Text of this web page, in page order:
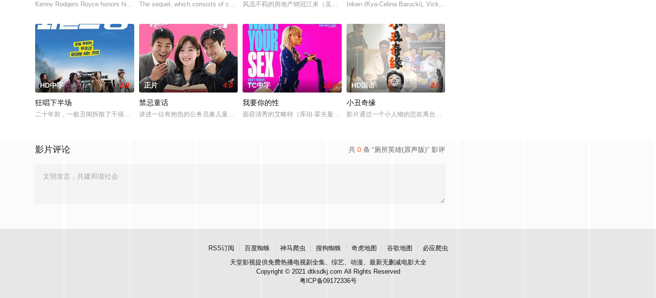
Kenny Rodgers Royce honors his late mother's legacy by fThe sequel, which consists of consecutive events following t风流不羁的房地产销冠江来（吴翊歌 饰），为利益化身“深情画家”，步步为营接近倔强女医生李梦（李萌萌 饰）。他算计利益得失
Inken (Kya-Celina Barucki), Vicky (Julia Novohradsky) und Le
HD中字 2.0
狂唱下半场
二十年前，一桩丑闻拆散了千禧年初期当红的韩国流行三人团体。如今，三人为了一场仅有一次的演出再度合体，前提是他们得克服接踵
正片 4.0
禁忌童话
讲述一位有抱负的公务员兼儿童故事作家（朴智炫 饰演）故事，毕业后梦想写儿童故事，但被分配到青少年保护队，被迫每天看色情片
TC中字 10.0
我要你的性
面容清秀的艾略特（库珀·霍夫曼 Cooper Hoffman 饰）在著名艺术家艾丽卡·特蕾西（奥利维亚·王尔德 Oliv
HD国语 2.0
小丑奇缘
影片通过一个小人物的悲欢离合，宣扬了树立正确的恋爱观生活观的必要性，鞭挞了追金，虚荣等错误的观念
共 0 条 “厕所英雄(原声版)” 影评
影片评论
RSS订阅 百度蜘蛛 神马爬虫 搜狗蜘蛛 奇虎地图 谷歌地图
必应爬虫
天堂影视提供免费热播电视剧全集、综艺、动漫、最新无删减电影大全
Copyright © 2021 dtksdkj.com All Rights Reserved
粤ICP备09172336号